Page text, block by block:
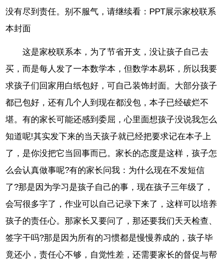
没有尽到责任。别不服气，请继续看：PPT展示家校联系
本封面
这是家校联系本，为了节省开支，没让孩子自己去
买，而是每人发了一本数学本，但数学本易坏，所以我要
求孩子们回家用白纸包好，可自己装饰封面。大部分孩子
都已包好，还有几个人到现在都没包，本子已经破烂不
堪。有的家长可能还感到委屈，心里面想孩子没说我怎么
知道呢!其实发下来的当天孩子就已经把要求记在本子上
了，是你没把它当回事而已。家长的态度是这样，孩子怎
么会认真做事呢?有的家长问我：为什么现在不发短信
了?那是因为学习是孩子自己的事，现在孩子三年级了，
会写很多字了，作业可以自己记录下来了，这样可以培养
孩子的责任心。那家长又要问了，那还要我们天天检查、
签字干吗?那是因为所有的习惯都是慢慢养成的，孩子毕
竟还小，责任心不够，自觉性差，还需要家长的督促与帮